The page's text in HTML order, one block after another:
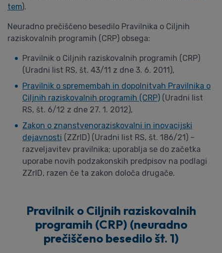
tem).
Neuradno prečiščeno besedilo Pravilnika o Ciljnih
raziskovalnih programih (CRP) obsega:
Pravilnik o Ciljnih raziskovalnih programih (CRP)
(Uradni list RS, št. 43/11 z dne 3. 6. 2011),
Pravilnik o spremembah in dopolnitvah Pravilnika o
Ciljnih raziskovalnih programih (CRP) (Uradni list
RS, št. 6/12 z dne 27. 1. 2012),
Zakon o znanstvenoraziskovalni in inovacijski
dejavnosti (ZZrID) (Uradni list RS, št. 186/21) –
razveljavitev pravilnika; uporablja se do začetka
uporabe novih podzakonskih predpisov na podlagi
ZZrID, razen če ta zakon določa drugače.
Pravilnik o Ciljnih raziskovalnih
programih (CRP) (neuradno
prečiščeno besedilo št. 1)